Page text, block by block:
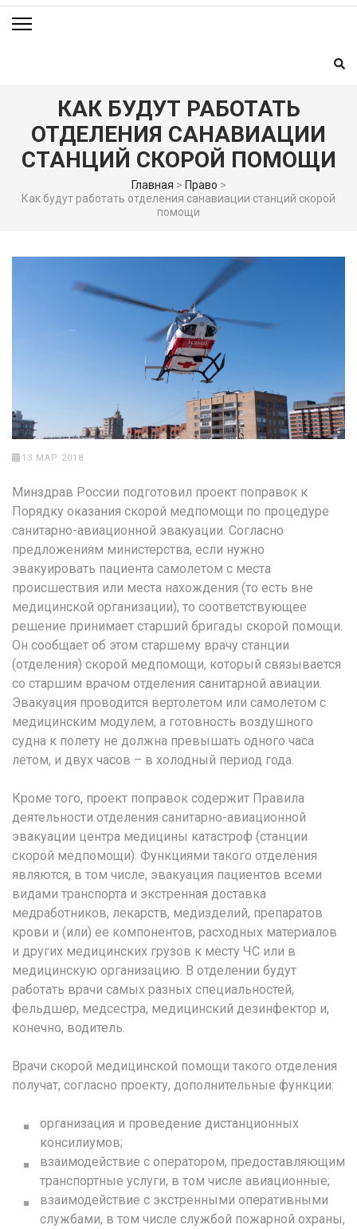
КАК БУДУТ РАБОТАТЬ
ОТДЕЛЕНИЯ САНАВИАЦИИ
СТАНЦИЙ СКОРОЙ ПОМОЩИ
Главная > Право >
Как будут работать отделения санавиации станций скорой
помощи
13 МАР 2018
Минздрав России подготовил проект поправок к
Порядку оказания скорой медпомощи по процедуре
санитарно-авиационной эвакуации. Согласно
предложениям министерства, если нужно
эвакуировать пациента самолетом с места
происшествия или места нахождения (то есть вне
медицинской организации), то соответствующее
решение принимает старший бригады скорой помощи.
Он сообщает об этом старшему врачу станции
(отделения) скорой медпомощи, который связывается
со старшим врачом отделения санитарной авиации.
Эвакуация проводится вертолетом или самолетом с
медицинским модулем, а готовность воздушного
судна к полету не должна превышать одного часа
летом, и двух часов – в холодный период года.
Кроме того, проект поправок содержит Правила
деятельности отделения санитарно-авиационной
эвакуации центра медицины катастроф (станции
скорой медпомощи). Функциями такого отделения
являются, в том числе, эвакуация пациентов всеми
видами транспорта и экстренная доставка
медработников, лекарств, медизделий, препаратов
крови и (или) ее компонентов, расходных материалов
и других медицинских грузов к месту ЧС или в
медицинскую организацию. В отделении будут
работать врачи самых разных специальностей,
фельдшер, медсестра, медицинский дезинфектор и,
конечно, водитель.
Врачи скорой медицинской помощи такого отделения
получат, согласно проекту, дополнительные функции:
организация и проведение дистанционных
консилиумов;
взаимодействие с оператором, предоставляющим
транспортные услуги, в том числе авиационные;
взаимодействие с экстренными оперативными
службами, в том числе службой пожарной охраны,